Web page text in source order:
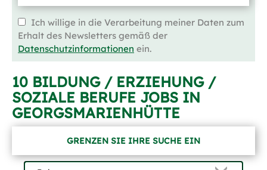
Ich willige in die Verarbeitung meiner Daten zum
Erhalt des Newsletters gemäß der
Datenschutzinformationen ein.
10 BILDUNG / ERZIEHUNG /
SOZIALE BERUFE JOBS IN
GEORGSMARIENHÜTTE
GRENZEN SIE IHRE SUCHE EIN